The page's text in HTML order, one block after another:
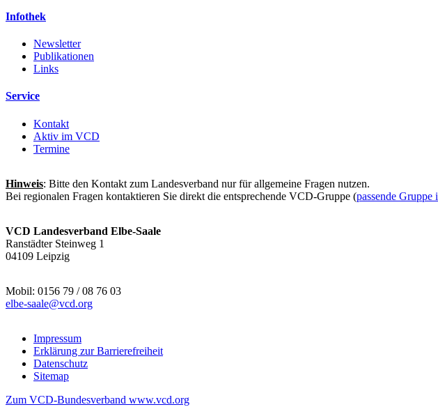
Infothek
Newsletter
Publikationen
Links
Service
Kontakt
Aktiv im VCD
Termine
Hinweis: Bitte den Kontakt zum Landesverband nur für allgemeine Fragen nutzen.
Bei regionalen Fragen kontaktieren Sie direkt die entsprechende VCD-Gruppe (passende
VCD Landesverband Elbe-Saale
Ranstädter Steinweg 1
04109 Leipzig
Mobil: 0156 79 / 08 76 03
elbe-saale@vcd.org
Impressum
Erklärung zur Barrierefreiheit
Datenschutz
Sitemap
Zum VCD-Bundesverband www.vcd.org